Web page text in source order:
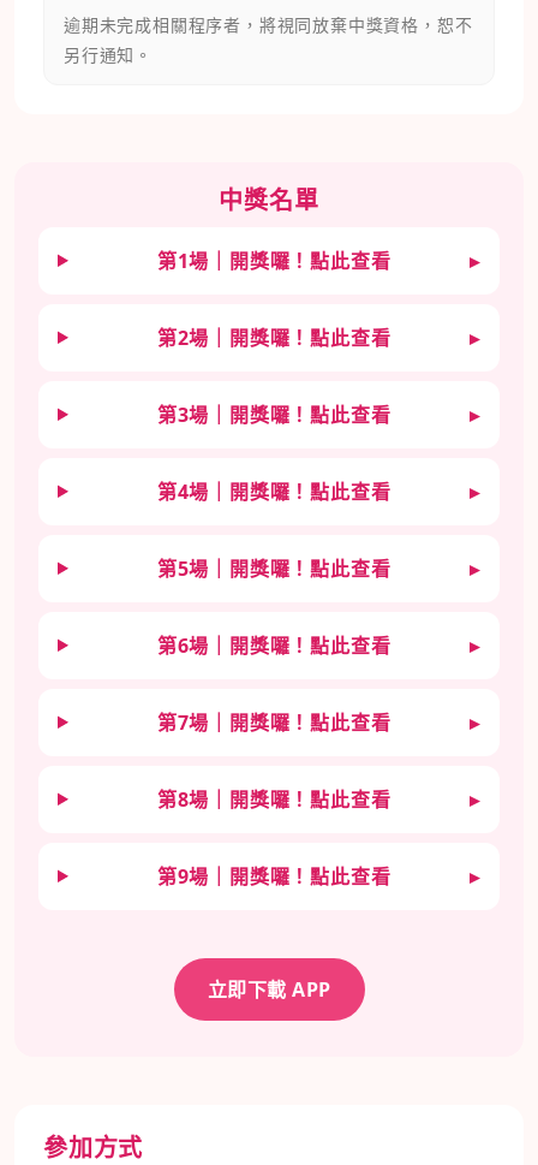
逾期未完成相關程序者，將視同放棄中獎資格，恕不
另行通知。
中獎名單
第1場｜開獎囉！點此查看 ▸
第2場｜開獎囉！點此查看 ▸
第3場｜開獎囉！點此查看 ▸
第4場｜開獎囉！點此查看 ▸
第5場｜開獎囉！點此查看 ▸
第6場｜開獎囉！點此查看 ▸
第7場｜開獎囉！點此查看 ▸
第8場｜開獎囉！點此查看 ▸
第9場｜開獎囉！點此查看 ▸
立即下載 APP
參加方式